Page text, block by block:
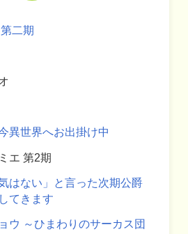
二期
異世界へお出掛け中
エ 第2期
はない」と言った次期公爵
てきます
ウ ～ひまわりのサーカス団